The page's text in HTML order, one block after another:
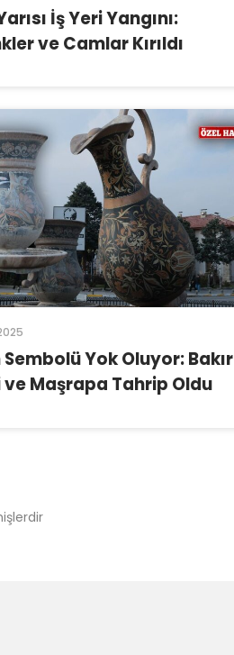
İş Yeri Yangını:
ve Camlar Kırıldı
Yok Oluyor: Bakır
ve Maşrapa Tahrip Oldu